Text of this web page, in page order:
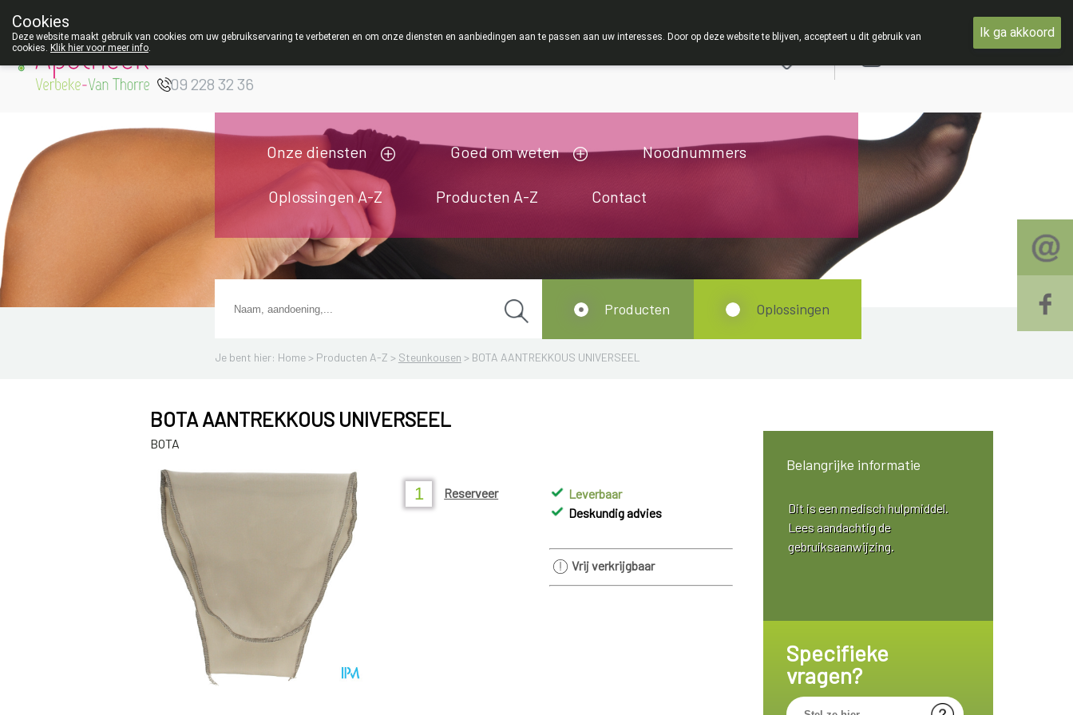
Apotheek Verbeke
09 228 32 36
Onze diensten Goed om weten Noodnummers
Oplossingen A-Z Producten A-Z Contact
Je bent hier: Home > Producten A-Z > Steunkousen > BOTA AANTREKKOUS UNIVERSEEL
Producten Oplossingen
BOTA AANTREKKOUS UNIVERSEEL
BOTA
Reserveer
Leverbaar
Deskundig advies
Vrij verkrijgbaar
Belangrijke informatie
Dit is een medisch hulpmiddel.
Lees aandachtig de
gebruiksaanwijzing.
Specifieke
vragen?
Cookies
Deze website maakt gebruik van cookies om uw gebruikservaring te verbeteren en om onze diensten en aanbiedingen aan te passen aan uw interesses. Door op deze website te blijven, accepteert u dit gebruik van
cookies. Klik hier voor meer info.
Ik ga akkoord